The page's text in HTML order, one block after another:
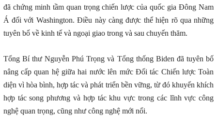
đã chứng minh tầm quan trọng chiến lược của quốc gia Đông Nam
Á đối với Washington. Điều này càng được thể hiện rõ qua những
tuyên bố về kinh tế và ngoại giao trong và sau chuyến thăm.
Tổng Bí thư Nguyễn Phú Trọng và Tổng thống Biden đã tuyên bố
nâng cấp quan hệ giữa hai nước lên mức Đối tác Chiến lược Toàn
diện vì hòa bình, hợp tác và phát triển bền vững, từ đó khuyến khích
hợp tác song phương và hợp tác khu vực trong các lĩnh vực công
nghệ quan trọng, cũng như công nghệ mới nổi.